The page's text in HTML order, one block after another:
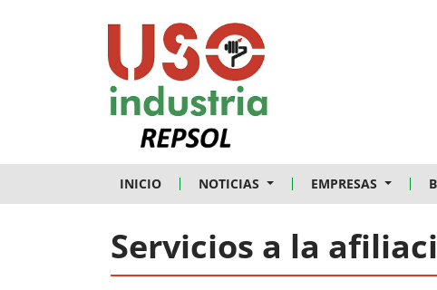
INICIO NOTICIAS EMPRESAS
Servicios a la